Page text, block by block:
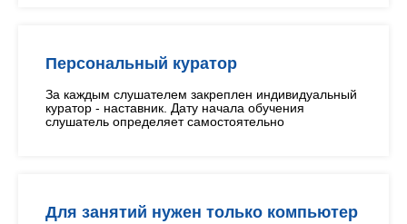
Персональный куратор
За каждым слушателем закреплен индивидуальный
куратор - наставник. Дату начала обучения
слушатель определяет самостоятельно
Для занятий нужен только компьютер